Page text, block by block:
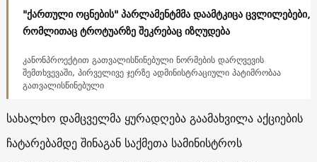
"ქართული ოცნების" პარლამენტმმა დაამტკიცა ცვლილებები,
რომლითაც ტროტუარზე შეკრებაც იზღუდება
კანონპროექტით გათვალისწინებული ნორმების დარღვევის
შემთხვევაში, პირველივე ჯერზე ადმინისტრაციული პატიმრობაა
გათვალისწინებული
სახალხო დამცველმა ყურადღება გაამახვილა აქციების
ჩატარებამდე შინაგან საქმეთა სამინისტროს